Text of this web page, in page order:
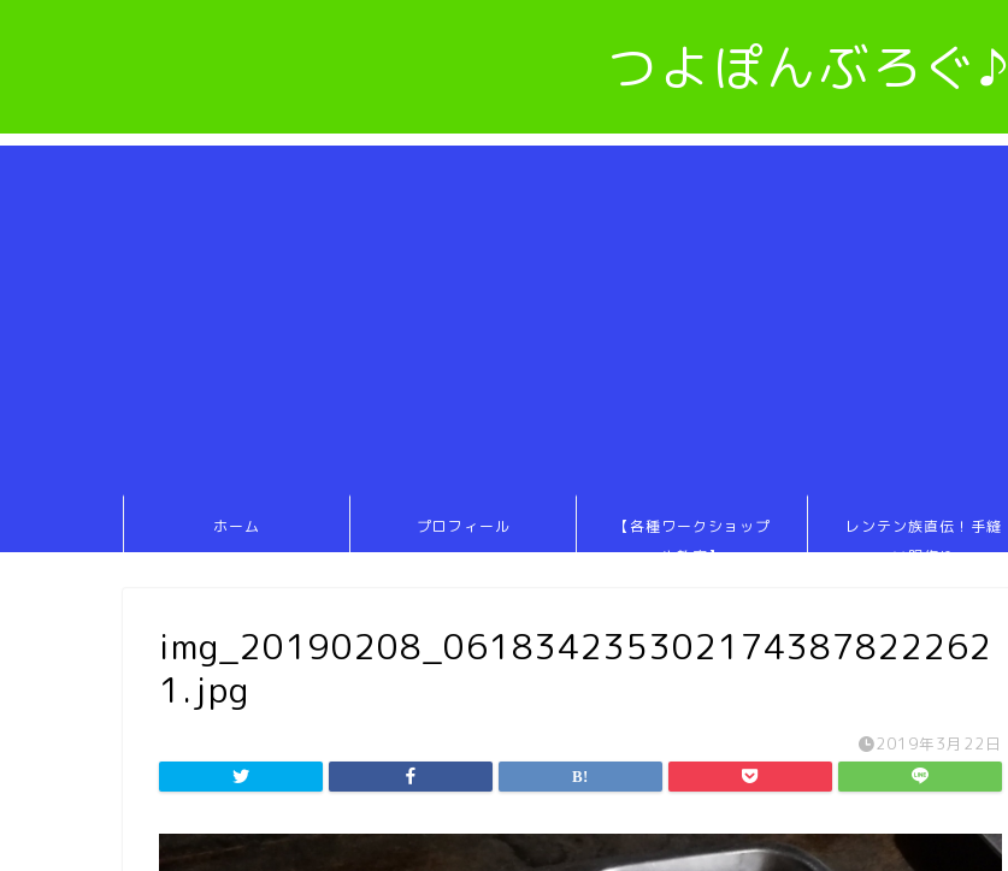
つよぽんぶろぐ♪
ホーム プロフィール
【各種ワークショップ
や教室】
レンテン族直伝！手縫
い服作り
img_20190208_061834235302174387822262
1.jpg
2019年3月22日